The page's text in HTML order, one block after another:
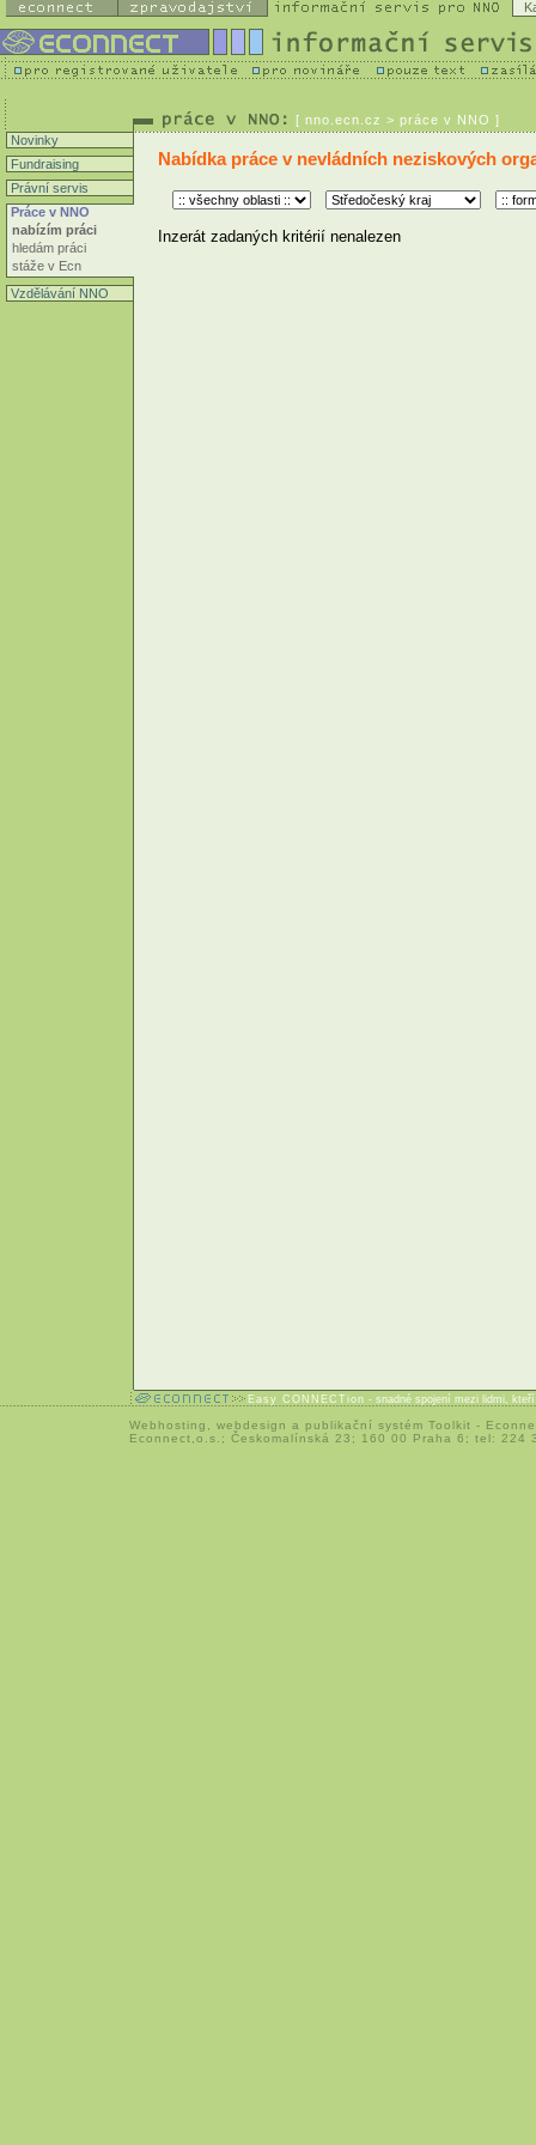
[ nno.ecn.cz > práce v NNO ]
Novinky
Fundraising
Právní servis
Práce v NNO
nabízím práci
hledám práci
stáže v Ecn
Vzdělávání NNO
Nabídka práce v nevládních neziskových
Inzerát zadaných kritérií nenalezen
Easy CONNECTion - snadné spojení mezi lidmi,
Webhosting webdesign a publikační systém Toolkit -
Econnect,o.s.; Českomalínská 23; 160 00 Praha 6; tel: 224